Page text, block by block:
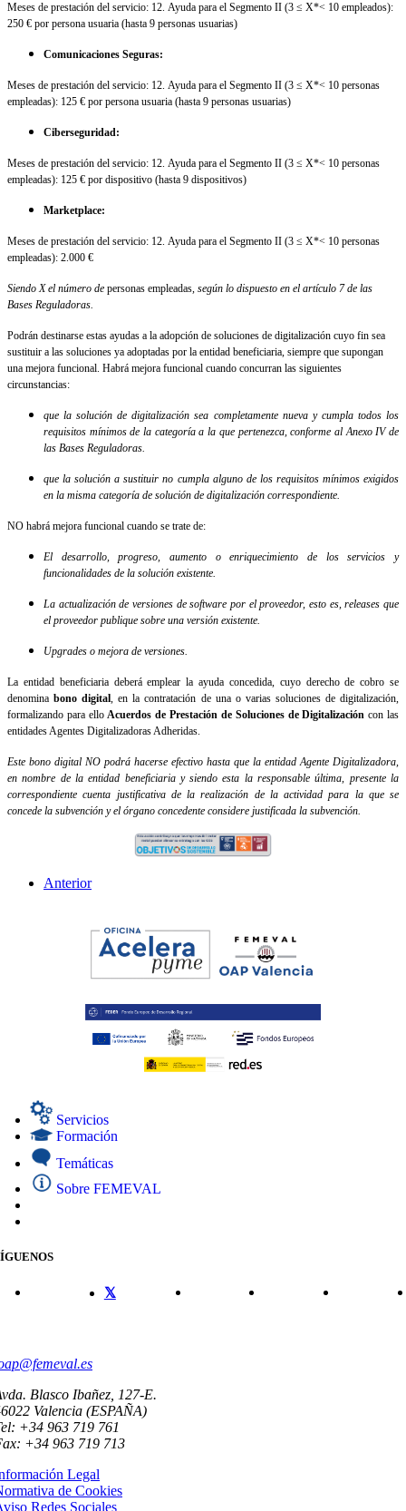
Meses de prestación del servicio: 12. Ayuda para el Segmento II (3 ≤ X*< 10 empleados):
250 € por persona usuaria (hasta 9 personas usuarias)
Comunicaciones Seguras:
Meses de prestación del servicio: 12. Ayuda para el Segmento II (3 ≤ X*< 10 personas
empleadas): 125 € por persona usuaria (hasta 9 personas usuarias)
Ciberseguridad:
Meses de prestación del servicio: 12. Ayuda para el Segmento II (3 ≤ X*< 10 personas
empleadas): 125 € por dispositivo (hasta 9 dispositivos)
Marketplace:
Meses de prestación del servicio: 12. Ayuda para el Segmento II (3 ≤ X*< 10 personas
empleadas): 2.000 €
Siendo X el número de personas empleadas, según lo dispuesto en el artículo 7 de las
Bases Reguladoras.
Podrán destinarse estas ayudas a la adopción de soluciones de digitalización cuyo fin sea
sustituir a las soluciones ya adoptadas por la entidad beneficiaria, siempre que supongan
una mejora funcional. Habrá mejora funcional cuando concurran las siguientes
circunstancias:
que la solución de digitalización sea completamente nueva y cumpla todos los
requisitos mínimos de la categoría a la que pertenezca, conforme al Anexo IV de
las Bases Reguladoras.
que la solución a sustituir no cumpla alguno de los requisitos mínimos exigidos
en la misma categoría de solución de digitalización correspondiente.
NO habrá mejora funcional cuando se trate de:
El desarrollo, progreso, aumento o enriquecimiento de los servicios y
funcionalidades de la solución existente.
La actualización de versiones de software por el proveedor, esto es, releases que
el proveedor publique sobre una versión existente.
Upgrades o mejora de versiones.
La entidad beneficiaria deberá emplear la ayuda concedida, cuyo derecho de cobro se
denominabono digital, en la contratación de una o varias soluciones de digitalización,
formalizando para elloAcuerdos de Prestación de Soluciones de Digitalización con las
entidades Agentes Digitalizadoras Adheridas.
Este bono digital NO podrá hacerse efectivo hasta que la entidad Agente Digitalizadora,
en nombre de la entidad beneficiaria y siendo esta la responsable última, presente la
correspondiente cuenta justificativa de la realización de la actividad para la que se
concede la subvención y el órgano concedente considere justificada la subvención.
Anterior
Servicios
Formación
Temáticas
Sobre FEMEVAL
Blasco Ibañez, 127-E.
Valencia (ESPAÑA)
+34 963 719 761
+34 963 719 713
Legal
de Cookies
Redes Sociales